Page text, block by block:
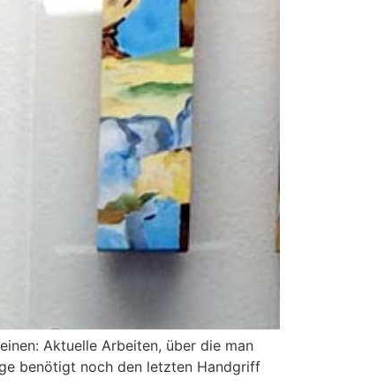
Aktuelle Arbeiten, über die man
benötigt noch den letzten Handgriff